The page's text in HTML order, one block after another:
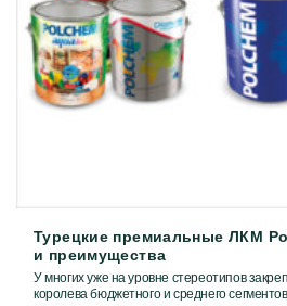
Турецкие премиальные ЛКМ
и преимущества
У многих уже на уровне стереотипов
королева бюджетного и среднего